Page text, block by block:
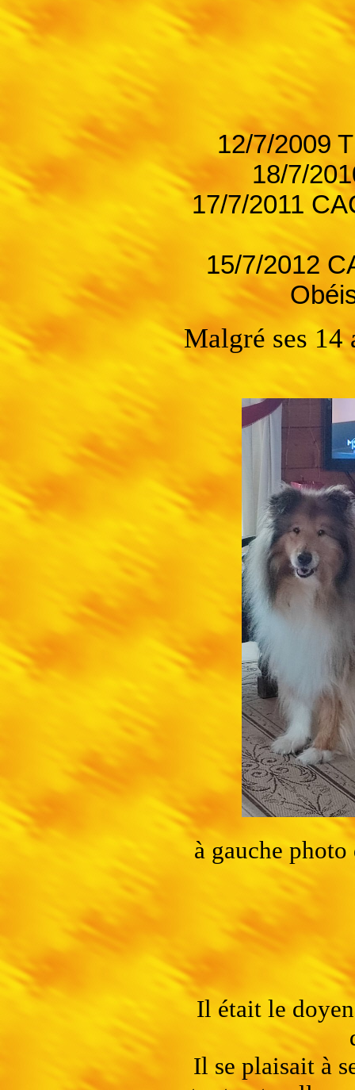
12/7/2009
18/7/
17/7/2011
15/7/2012
Malgré ses 14
à gauche
Il était le
Il se plaisait à